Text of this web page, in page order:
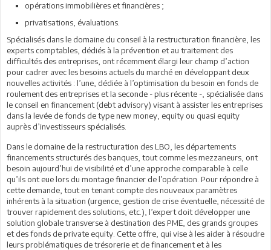
opérations immobilières et financières ;
privatisations, évaluations.
Spécialisés dans le domaine du conseil à la restructuration financière, les
experts comptables, dédiés à la prévention et au traitement des
difficultés des entreprises, ont récemment élargi leur champ d’action
pour cadrer avec les besoins actuels du marché en développant deux
nouvelles activités : l’une, dédiée à l’optimisation du besoin en fonds de
roulement des entreprises et la seconde - plus récente -, spécialisée dans
le conseil en financement (debt advisory) visant à assister les entreprises
dans la levée de fonds de type new money, equity ou quasi equity
auprès d’investisseurs spécialisés.
Dans le domaine de la restructuration des LBO, les départements
financements structurés des banques, tout comme les mezzaneurs, ont
besoin aujourd’hui de visibilité et d’une approche comparable à celle
qu’ils ont eue lors du montage financier de l’opération. Pour répondre à
cette demande, tout en tenant compte des nouveaux paramètres
inhérents à la situation (urgence, gestion de crise éventuelle, nécessité de
trouver rapidement des solutions, etc.), l’expert doit développer une
solution globale transverse à destination des PME, des grands groupes
et des fonds de private equity. Cette offre, qui vise à les aider à résoudre
leurs problématiques de trésorerie et de financement et à les